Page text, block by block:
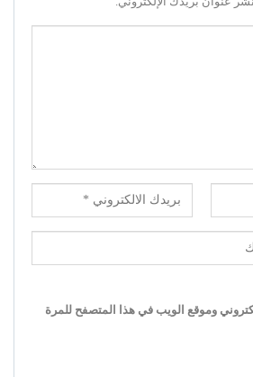
وموقع الويب في هذا المتصفح للمرة